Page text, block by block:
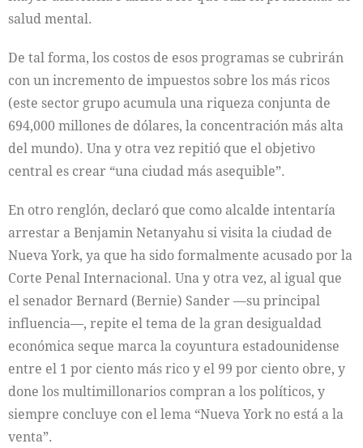
salud mental.
De tal forma, los costos de esos programas se cubrirán
con un incremento de impuestos sobre los más ricos
(este sector grupo acumula una riqueza conjunta de
694,000 millones de dólares, la concentración más alta
del mundo). Una y otra vez repitió que el objetivo
central es crear “una ciudad más asequible”.
En otro renglón, declaró que como alcalde intentaría
arrestar a Benjamin Netanyahu si visita la ciudad de
Nueva York, ya que ha sido formalmente acusado por la
Corte Penal Internacional. Una y otra vez, al igual que
el senador Bernard (Bernie) Sander —su principal
influencia—, repite el tema de la gran desigualdad
económica seque marca la coyuntura estadounidense
entre el 1 por ciento más rico y el 99 por ciento obre, y
done los multimillonarios compran a los políticos, y
siempre concluye con el lema “Nueva York no está a la
venta”.